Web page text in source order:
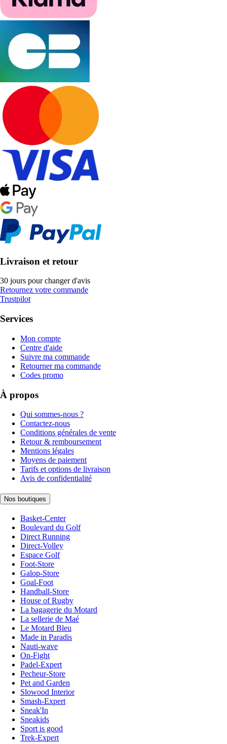
Livraison et retour
30 jours pour changer d'avis
Retournez votre commande
Trustpilot
Services
Mon compte
Centre d'aide
Suivre ma commande
Retourner ma commande
Codes promo
À propos
Qui sommes-nous ?
Contactez-nous
Conditions générales de vente
Retour & remboursement
Mentions légales
Moyens de paiement
Tarifs et options de livraison
Avis de confidentialité
Nos boutiques
Basket-Center
Boulevard du Golf
Direct Running
Direct-Volley
Espace Golf
Foot-Store
Galop-Store
Goal-Foot
Handball-Store
House of Rugby
La bagagerie du Motard
La sellerie de Maé
Le Motard Bleu
Made in Paradis
Nauti-wave
On-Fight
Padel-Expert
Pecheur-Store
Pet and Garden
Slowood Interior
Smash-Expert
Sneak'In
Sneakids
Sport is good
Trek-Expert